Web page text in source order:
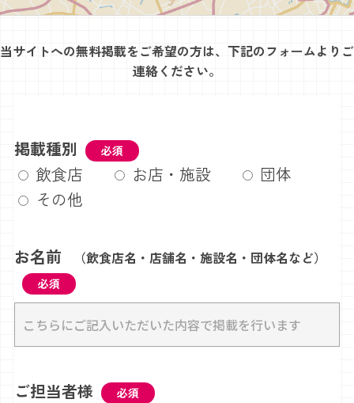
当サイトへの無料掲載をご希望の方は、下記のフォームよりご
連絡ください。
掲載種別 必須
飲食店 お店・施設
団体
その他
お名前 （飲食店名・店舗名・施設名・団体名など）
必須
ご担当者様 必須